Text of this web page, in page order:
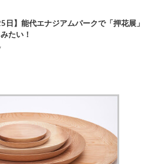
日】能代エナジアムパークで「押花展」
たい！